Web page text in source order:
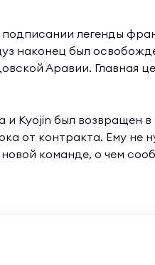
легенды
наконец был
Аравии. Главная
и Kyojin был возвращен
от контракта. Ему не
команде, о чем